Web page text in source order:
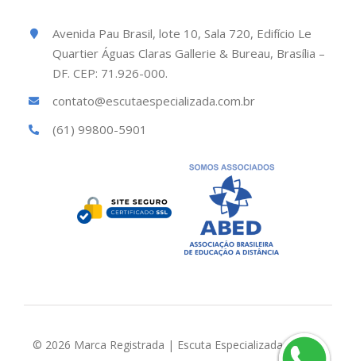
Avenida Pau Brasil, lote 10, Sala 720, Edifício Le
Quartier Águas Claras Gallerie & Bureau, Brasília –
DF. CEP: 71.926-000.
contato@escutaespecializada.com.br
(61) 99800-5901
© 2026 Marca Registrada | Escuta Especializada Brasil |